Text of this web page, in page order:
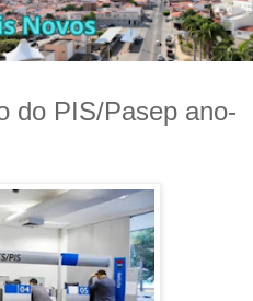
do PIS/Pasep ano-